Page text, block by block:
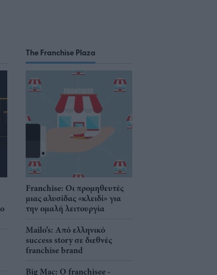
The Franchise Plaza
Franchise: Οι προμηθευτές
μιας αλυσίδας «κλειδί» για
την ομαλή λειτουργία
Mailo’s: Από ελληνικό
success story σε διεθνές
franchise brand
Big Mac: Ο franchisee -